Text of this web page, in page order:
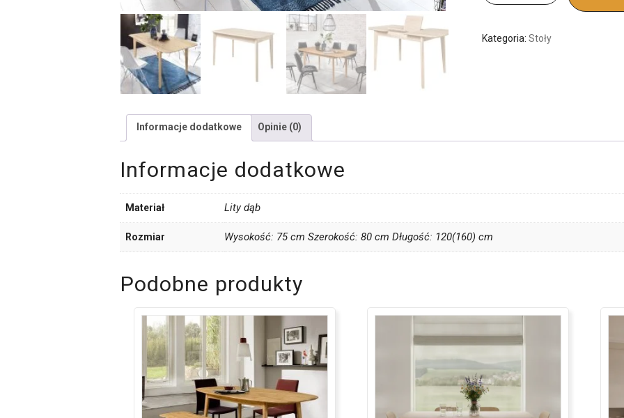
Kategoria: Stoły
Informacje dodatkowe Opinie (0)
Informacje dodatkowe
Materiał Lity dąb
Rozmiar Wysokość: 75 cm Szerokość: 80 cm Długość: 120(160) cm
Podobne produkty